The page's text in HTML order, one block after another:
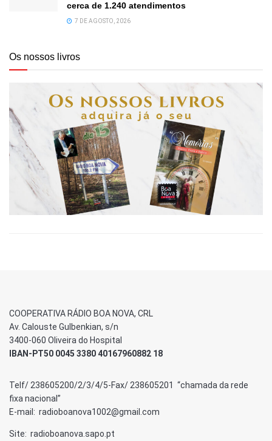
cerca de 1.240 atendimentos
7 DE AGOSTO, 2026
Os nossos livros
COOPERATIVA RÁDIO BOA NOVA, CRL
Av. Calouste Gulbenkian, s/n
3400-060 Oliveira do Hospital
IBAN-PT50 0045 3380 40167960882 18
Telf/ 238605200/2/3/4/5-Fax/ 238605201 “chamada da rede
fixa nacional”
E-mail: radioboanova1002@gmail.com
Site: radioboanova.sapo.pt